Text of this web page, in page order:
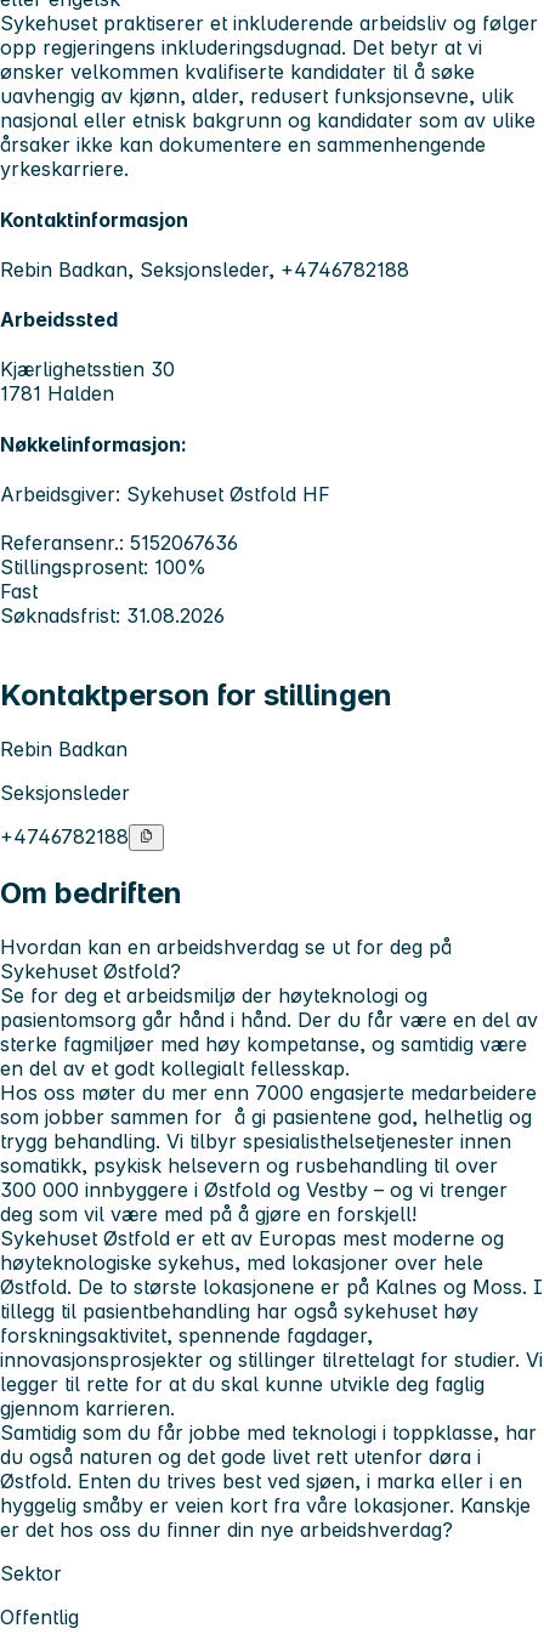
Sykehuset praktiserer et inkluderende arbeidsliv og følger
opp regjeringens inkluderingsdugnad. Det betyr at vi
ønsker velkommen kvalifiserte kandidater til å søke
uavhengig av kjønn, alder, redusert funksjonsevne, ulik
nasjonal eller etnisk bakgrunn og kandidater som av ulike
årsaker ikke kan dokumentere en sammenhengende
yrkeskarriere.
Kontaktinformasjon
Rebin Badkan, Seksjonsleder, +4746782188
Arbeidssted
Kjærlighetsstien 30
1781 Halden
Nøkkelinformasjon:
Arbeidsgiver: Sykehuset Østfold HF
Referansenr.: 5152067636
Stillingsprosent: 100%
Fast
Søknadsfrist: 31.08.2026
Kontaktperson for stillingen
Rebin Badkan
Seksjonsleder
+4746782188
Om bedriften
Hvordan kan en arbeidshverdag se ut for deg på
Sykehuset Østfold?
Se for deg et arbeidsmiljø der høyteknologi og
pasientomsorg går hånd i hånd. Der du får være en del av
sterke fagmiljøer med høy kompetanse, og samtidig være
en del av et godt kollegialt fellesskap.
Hos oss møter du mer enn 7000 engasjerte medarbeidere
som jobber sammen for å gi pasientene god, helhetlig og
trygg behandling. Vi tilbyr spesialisthelsetjenester innen
somatikk, psykisk helsevern og rusbehandling til over
300 000 innbyggere i Østfold og Vestby – og vi trenger
deg som vil være med på å gjøre en forskjell!
Sykehuset Østfold er ett av Europas mest moderne og
høyteknologiske sykehus, med lokasjoner over hele
Østfold. De to største lokasjonene er på Kalnes og Moss. I
tillegg til pasientbehandling har også sykehuset høy
forskningsaktivitet, spennende fagdager,
innovasjonsprosjekter og stillinger tilrettelagt for studier. Vi
legger til rette for at du skal kunne utvikle deg faglig
gjennom karrieren.
Samtidig som du får jobbe med teknologi i toppklasse, har
du også naturen og det gode livet rett utenfor døra i
Østfold. Enten du trives best ved sjøen, i marka eller i en
hyggelig småby er veien kort fra våre lokasjoner. Kanskje
er det hos oss du finner din nye arbeidshverdag?
Sektor
Offentlig